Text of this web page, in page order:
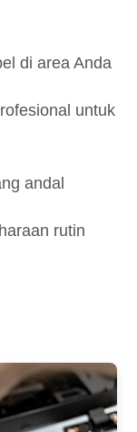
di area Anda
untuk
andal
rutin